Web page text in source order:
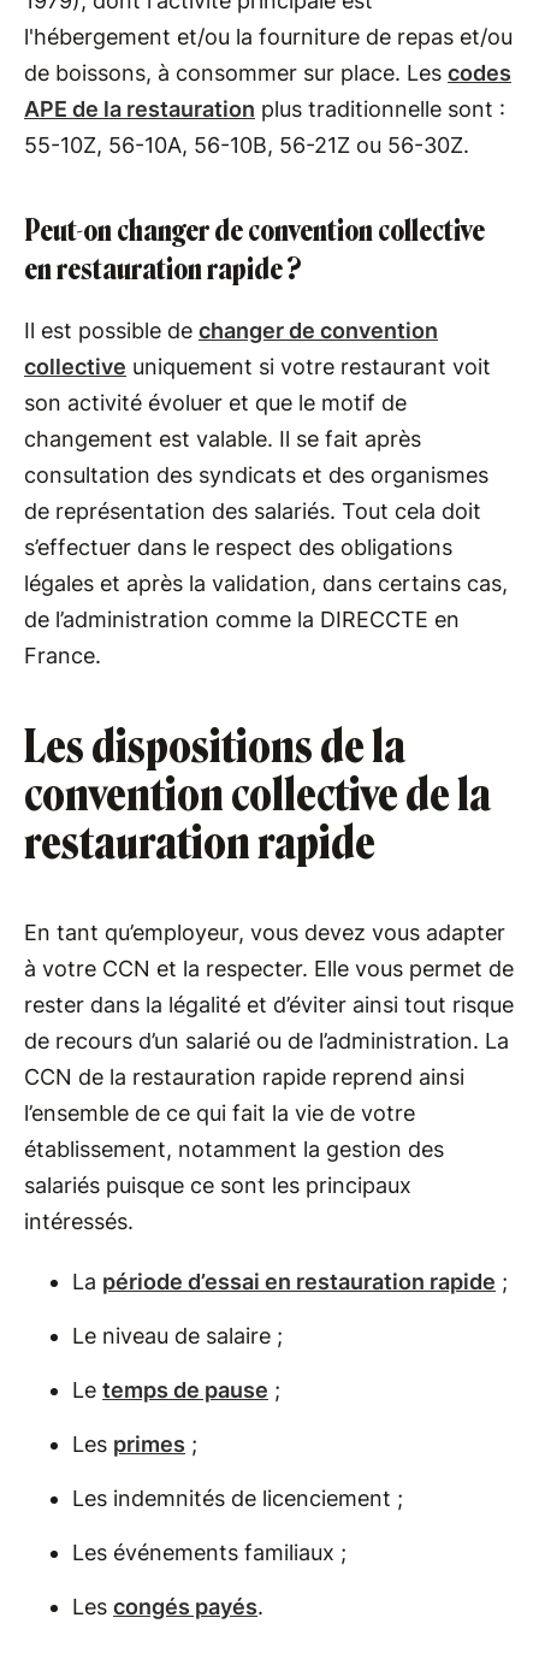
l'hébergement et/ou la fourniture de repas et/ou
de boissons, à consommer sur place. Les codes
APE de la restauration plus traditionnelle sont :
55-10Z, 56-10A, 56-10B, 56-21Z ou 56-30Z.
Peut-on changer de convention collective
en restauration rapide ?
Il est possible de changer de convention
collective uniquement si votre restaurant voit
son activité évoluer et que le motif de
changement est valable. Il se fait après
consultation des syndicats et des organismes
de représentation des salariés. Tout cela doit
s’effectuer dans le respect des obligations
légales et après la validation, dans certains cas,
de l’administration comme la DIRECCTE en
France.
Les dispositions de la
convention collective de la
restauration rapide
En tant qu’employeur, vous devez vous adapter
à votre CCN et la respecter. Elle vous permet de
rester dans la légalité et d’éviter ainsi tout risque
de recours d’un salarié ou de l’administration. La
CCN de la restauration rapide reprend ainsi
l’ensemble de ce qui fait la vie de votre
établissement, notamment la gestion des
salariés puisque ce sont les principaux
intéressés.
La période d’essai en restauration rapide ;
Le niveau de salaire ;
Le temps de pause ;
Les primes ;
Les indemnités de licenciement ;
Les événements familiaux ;
Les congés payés.